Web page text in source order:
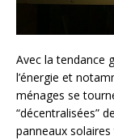
Avec la tendance
l’énergie et
ménages se
“décentralisées”
panneaux